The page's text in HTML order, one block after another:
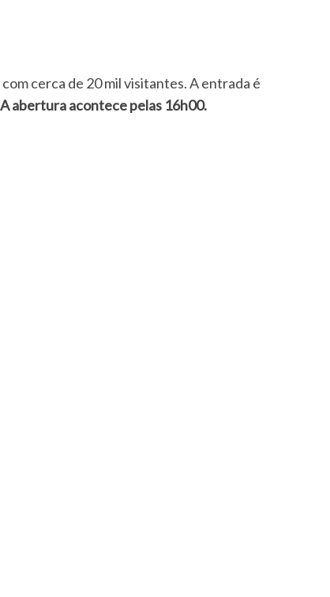
cerca de 20 mil visitantes. A entrada é
A abertura acontece pelas 16h00.